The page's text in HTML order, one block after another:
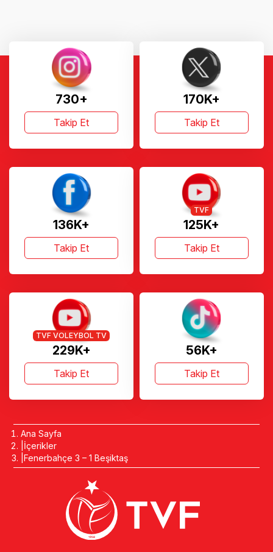
730+
Takip Et
170K+
Takip Et
136K+
Takip Et
125K+
TVF
Takip Et
229K+
TVF VOLEYBOL TV
Takip Et
56K+
Takip Et
Ana Sayfa
İçerikler
Fenerbahçe 3 – 1 Beşiktaş